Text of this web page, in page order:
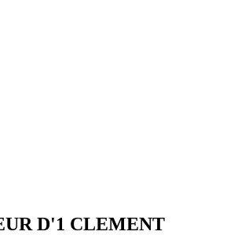
D'1 CLEMENT